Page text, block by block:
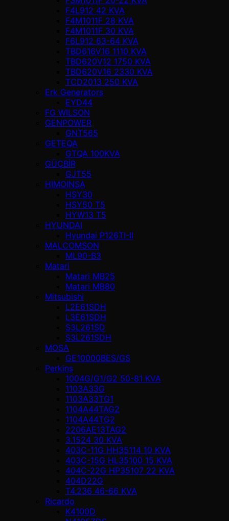
F4L912 42 KVA
F4M1011F 28 KVA
F4M1011F 30 KVA
F6L912 63-64 KVA
TBD616V16 1110 KVA
TBD620V12 1750 KVA
TBD620V16 2330 KVA
TCD2013 250 KVA
Erk Generators
EYD44
FG WILSON
GENPOWER
GNT565
GETEQA
GTQA 100KVA
GÜÇBİR
GJT55
HIMOINSA
HSY30
HSY50 T5
HYW13 T5
HYUNDAI
Hyundai P126TI-II
MALCOMSON
ML90-B3
Matari
Matari MB25
Matari MB80
Mitsubishi
L2E61SDH
L3E61SDH
S3L261SD
S3L261SDH
MOSA
GE10000BES/GS
Perkins
1004G/G1/G2 50-81 KVA
1103A33G
1103A33TG1
1104A44TAG2
1104A44TG2
2206AE13TAG2
3.1524 30 KVA
403C-11G HH35114 10 KVA
403C-15G HL35100 15 KVA
404C-22G HP35107 22 KVA
404D22G
T4.236 46-66 KVA
Ricardo
K4100D